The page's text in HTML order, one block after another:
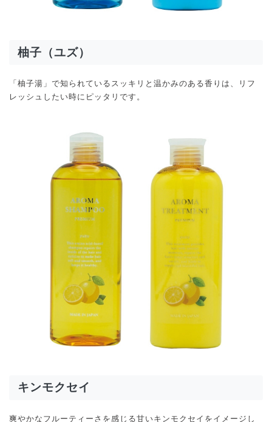
柚子（ユズ）
「柚子湯」で知られているスッキリと温かみのある香りは、リフ
レッシュしたい時にピッタリです。
キンモクセイ
爽やかなフルーティーさを感じる甘いキンモクセイをイメージし